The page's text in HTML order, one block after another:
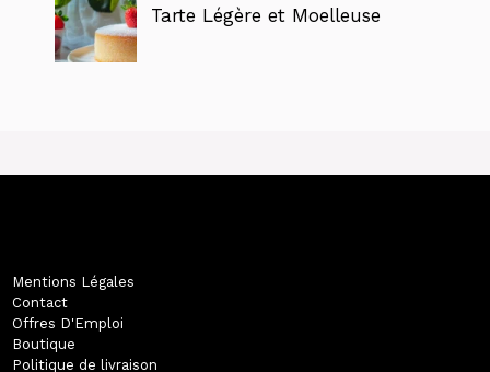
Tarte Légère et Moelleuse
Mentions Légales
Contact
Offres D'Emploi
Boutique
Politique de livraison